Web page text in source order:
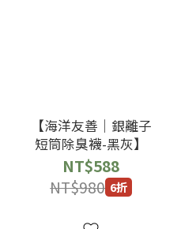
【海洋友善｜銀離子
短筒除臭襪-黑灰】
NT$588
NT$980 6折